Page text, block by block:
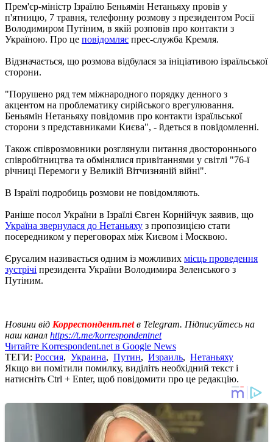
Прем'єр-міністр Ізраїлю Беньямін Нетаньяху провів у
п'ятницю, 7 травня, телефонну розмову з президентом Росії
Володимиром Путіним, в якій розповів про контакти з
Україною. Про це повідомляє прес-служба Кремля.
Відзначається, що розмова відбулася за ініціативою ізраїльської
сторони.
"Порушено ряд тем міжнародного порядку денного з
акцентом на проблематику сирійського врегулювання.
Беньямін Нетаньяху повідомив про контакти ізраїльської
сторони з представниками Києва", - йдеться в повідомленні.
Також співрозмовники розглянули питання двостороннього
співробітництва та обмінялися привітаннями у світлі "76-ї
річниці Перемоги у Великій Вітчизняній війні".
В Ізраїлі подробиць розмови не повідомляють.
Раніше посол України в Ізраїлі Євген Корнійчук заявив, що
Україна звернулася до Нетаньяху з пропозицією стати
посередником у переговорах між Києвом і Москвою.
Єрусалим називається одним із можливих місць проведення
зустрічі президента України Володимира Зеленського з
Путіним.
Новини від Корреспондент.netв Telegram. Підписуйтесь на
наш канал https://t.me/korrespondentnet
Читайте Korrespondent.net в Google News
ТЕГИ: Россия, Украина, Путин, Израиль, Нетаньяху
Якщо ви помітили помилку, виділіть необхідний текст і
натисніть Ctrl + Enter, щоб повідомити про це редакцію.